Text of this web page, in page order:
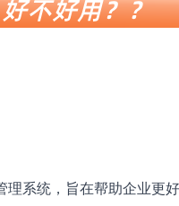
系统，旨在帮助企业更